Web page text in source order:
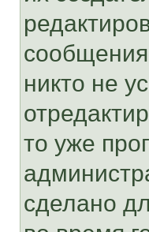
никто не
то уже
сделано